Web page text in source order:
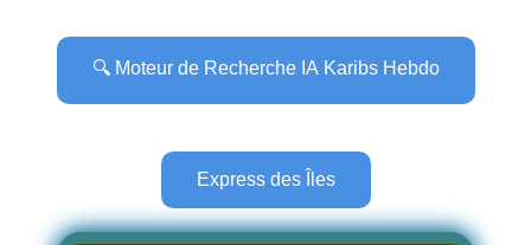
🔍 Moteur de Recherche IA Karibs Hebdo
Express des Îles